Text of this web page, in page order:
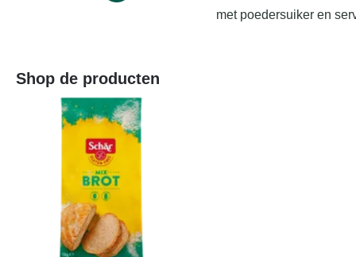
met poedersuiker en
Shop de producten